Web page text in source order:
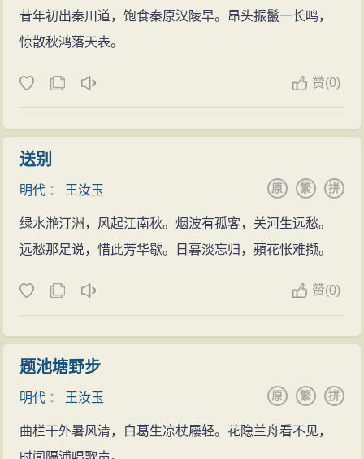
昔年初出秦川道，饱食秦原汉陵早。昂头振鬣一长鸣，
惊散秋鸿落天表。
赞(0)
送别
明代 ： 王汝玉 拼
繁
原
绿水滟汀洲，风起江南秋。烟波有孤客，关河生远愁。
远愁那足说，惜此芳华歇。日暮淡忘归，蘋花怅难撷。
赞(0)
题池塘野步
明代 ： 王汝玉 拼
繁
原
曲栏干外暑风清，白葛生凉杖屦轻。花隐兰舟看不见，